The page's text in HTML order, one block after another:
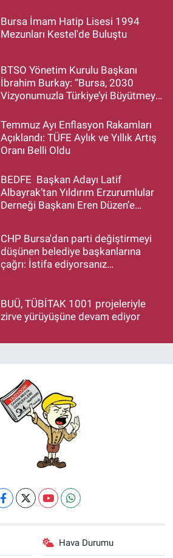
Bursa İmam Hatip Lisesi 1994
Mezunları Kestel'de Buluştu
BTSO Yönetim Kurulu Başkanı
İbrahim Burkay: “Bursa, 2030
Vizyonumuzla Türkiye’yi Büyütmeye
Temmuz Ayı Enflasyon Rakamları
Açıklandı: TÜFE Aylık ve Yıllık Artış
Oranı Belli Oldu
BEDFE Başkan Adayı Latif
Albayrak’tan Yıldırım Erzurumlular
Derneği Başkanı Eren Düzen’e
CHP Bursa'dan parti değiştirmeyi
düşünen belediye başkanlarına
çağrı: İstifa ediyorsanız
BUÜ, TÜBİTAK 1001 projeleriyle
zirve yürüyüşüne devam ediyor
Hava Durumu